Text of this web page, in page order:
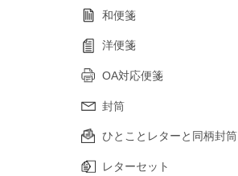
和便箋
洋便箋
OA対応便箋
封筒
ひとことレターと同柄封筒
レターセット